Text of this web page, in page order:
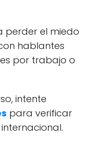
perder el miedo
hablantes
por trabajo o
intente
para verificar